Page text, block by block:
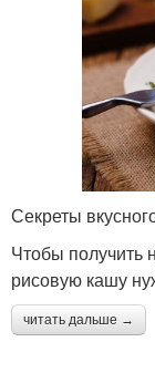
Секреты
Чтобы получить
рисовую кашу
читать дальше →